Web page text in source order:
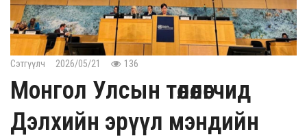
Сэтгүүлч 2026/05/21 136
Монгол Улсын төлөөлөгчид
Дэлхийн эрүүл мэндийн